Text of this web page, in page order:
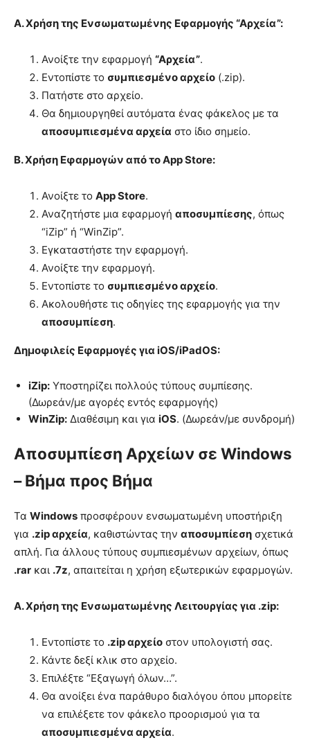
Α. Χρήση της Ενσωματωμένης Εφαρμογής “Αρχεία”:
Ανοίξτε την εφαρμογή “Αρχεία”.
Εντοπίστε το συμπιεσμένο αρχείο (.zip).
Πατήστε στο αρχείο.
Θα δημιουργηθεί αυτόματα ένας φάκελος με τα
αποσυμπιεσμένα αρχεία στο ίδιο σημείο.
Β. Χρήση Εφαρμογών από το App Store:
Ανοίξτε το App Store.
Αναζητήστε μια εφαρμογή αποσυμπίεσης, όπως
“iZip” ή “WinZip”.
Εγκαταστήστε την εφαρμογή.
Ανοίξτε την εφαρμογή.
Εντοπίστε το συμπιεσμένο αρχείο.
Ακολουθήστε τις οδηγίες της εφαρμογής για την
αποσυμπίεση.
Δημοφιλείς Εφαρμογές για iOS/iPadOS:
iZip: Υποστηρίζει πολλούς τύπους συμπίεσης.
(Δωρεάν/με αγορές εντός εφαρμογής)
WinZip: Διαθέσιμη και για iOS. (Δωρεάν/με συνδρομή)
Αποσυμπίεση Αρχείων σε Windows
– Βήμα προς Βήμα
Τα Windows προσφέρουν ενσωματωμένη υποστήριξη
για .zip αρχεία, καθιστώντας την αποσυμπίεση σχετικά
απλή. Για άλλους τύπους συμπιεσμένων αρχείων, όπως
.rar και .7z, απαιτείται η χρήση εξωτερικών εφαρμογών.
Α. Χρήση της Ενσωματωμένης Λειτουργίας για .zip:
Εντοπίστε το .zip αρχείο στον υπολογιστή σας.
Κάντε δεξί κλικ στο αρχείο.
Επιλέξτε “Εξαγωγή όλων…”.
Θα ανοίξει ένα παράθυρο διαλόγου όπου μπορείτε
να επιλέξετε τον φάκελο προορισμού για τα
αποσυμπιεσμένα αρχεία.